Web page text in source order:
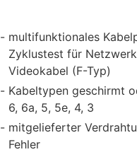
multifunktionales
Zyklustest für
Videokabel (F-Typ)
Kabeltypen geschirmt
6, 6a, 5, 5e, 4, 3
mitgelieferter
Fehler